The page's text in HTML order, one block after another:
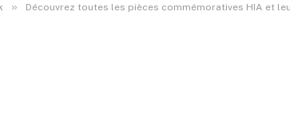
» Découvrez toutes les pièces commémoratives HIA et